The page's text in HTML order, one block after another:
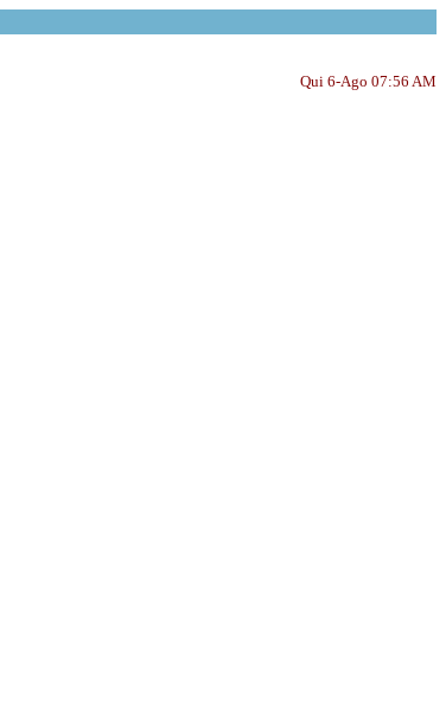
Qui 6-Ago 07:56 AM